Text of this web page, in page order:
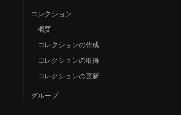
コレクション
概要
コレクションの作成
コレクションの取得
コレクションの更新
グループ